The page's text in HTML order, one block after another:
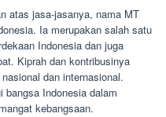
atas jasa-jasanya, nama MT
Ia merupakan salah satu
Indonesia dan juga
Kiprah dan kontribusinya
dan internasional.
bangsa Indonesia dalam
kebangsaan.